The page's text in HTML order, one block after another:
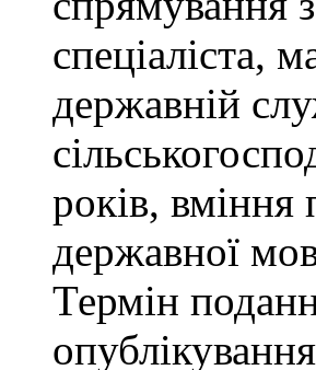
спеціаліста,
державній
років,
державної
Термін